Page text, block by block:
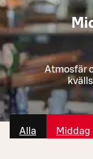
Atmosfär
Alla Middag